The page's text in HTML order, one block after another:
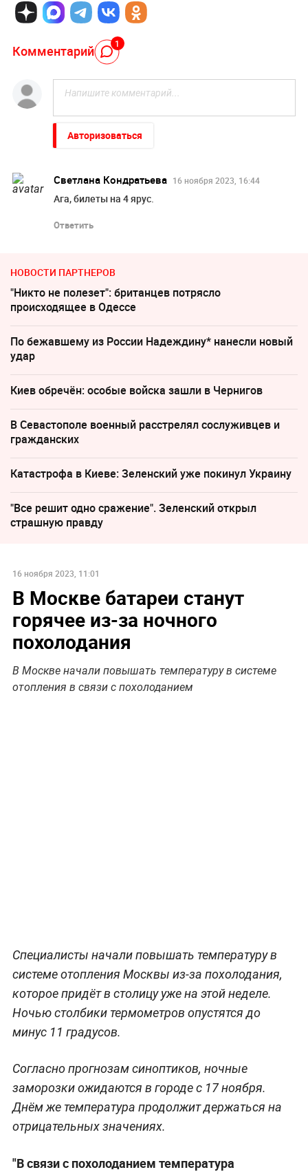
Комментарий 1
Авторизоваться
Светлана Кондратьева 16 ноября 2023, 16:44
Ага, билеты на 4 ярус.
Ответить
НОВОСТИ ПАРТНЕРОВ
"Никто не полезет": британцев потрясло
происходящее в Одессе
По бежавшему из России Надеждину* нанесли новый
удар
Киев обречён: особые войска зашли в Чернигов
В Севастополе военный расстрелял сослуживцев и
гражданских
Катастрофа в Киеве: Зеленский уже покинул Украину
"Все решит одно сражение". Зеленский открыл
страшную правду
16 ноября 2023, 11:01
В Москве батареи станут
горячее из-за ночного
похолодания
В Москве начали повышать температуру в системе
отопления в связи с похолоданием
Специалисты начали повышать температуру в
системе отопления Москвы из-за похолодания,
которое придёт в столицу уже на этой неделе.
Ночью столбики термометров опустятся до
минус 11 градусов.
Согласно прогнозам синоптиков, ночные
заморозки ожидаются в городе с 17 ноября.
Днём же температура продолжит держаться на
отрицательных значениях.
"В связи с похолоданием температура